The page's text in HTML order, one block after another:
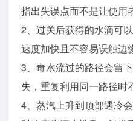
指出失误点而不是让使用
2、过关后获得的水滴可
速度加快且不容易误触边
3、毒水流过的路径会留
失，重复利用同一路径时
4、蒸汽上升到顶部遇冷